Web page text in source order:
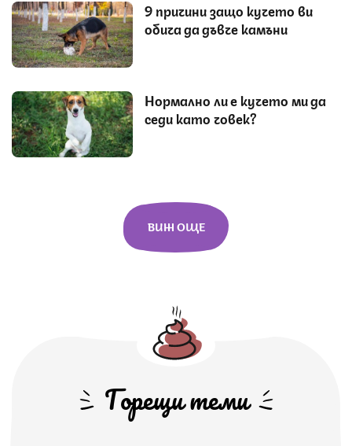
9 причини защо кучето ви
обича да дъвче камъни
Нормално ли е кучето ми да
седи като човек?
ВИЖ ОЩЕ
Горещи теми